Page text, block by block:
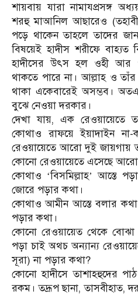
শায়বায় যারা নামাযপ্রসঙ্গ
শরহু মাআনিল আছারেও
পড়ে থাকেন তাহলে তাদের
বিষয়েই হাদীস শরীফে
হাদীসের উৎস হল ওহী আর
থাকতে পারে না। আল্লাহ ও তাঁর
থাকা একেবারেই অসম্ভব।
বুঝে নেওয়া দরকার।
দেখা যায়, এক রেওয়ায়েতে
কোথাও রাফয়ে ইয়াদাইন
রেওয়ায়েতে আরো দুই জায়গায়
কোনো রেওয়ায়েতে এসেছে আরো
কোথাও ‘বিসমিল্লাহ’ আস্তে
জোরে পড়ার কথা।
কোথাও আমীন আস্তে বলার
পড়ার কথা।
কোনো রেওয়ায়েত থেকে বোঝা
পড়া চাই অথচ অন্যান্য
সূরা) না পড়ার কথা?
কোনো হাদীসে তাশাহহুদের
রকম। তদ্রূপ ছানা, তাসবীহাত,